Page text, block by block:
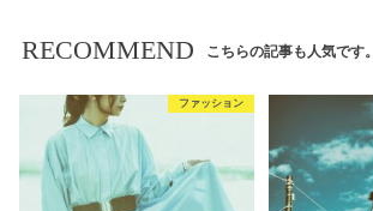
RECOMMEND こちらの記事も人気です。
ファッション